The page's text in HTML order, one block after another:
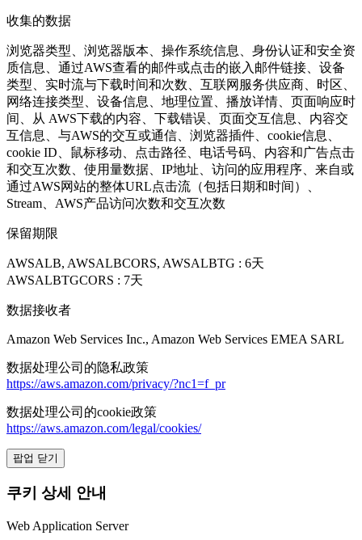
收集的数据
浏览器类型、浏览器版本、操作系统信息、身份认证和安全资
质信息、通过AWS查看的邮件或点击的嵌入邮件链接、设备
类型、实时流与下载时间和次数、互联网服务供应商、时区、
网络连接类型、设备信息、地理位置、播放详情、页面响应时
间、从 AWS下载的内容、下载错误、页面交互信息、内容交
互信息、与AWS的交互或通信、浏览器插件、cookie信息、
cookie ID、鼠标移动、点击路径、电话号码、内容和广告点击
和交互次数、使用量数据、IP地址、访问的应用程序、来自或
通过AWS网站的整体URL点击流（包括日期和时间）、
Stream、AWS产品访问次数和交互次数
保留期限
AWSALB, AWSALBCORS, AWSALBTG : 6天
AWSALBTGCORS : 7天
数据接收者
Amazon Web Services Inc., Amazon Web Services EMEA SARL
数据处理公司的隐私政策
https://aws.amazon.com/privacy/?nc1=f_pr
数据处理公司的cookie政策
https://aws.amazon.com/legal/cookies/
팝업 닫기
쿠키 상세 안내
Web Application Server